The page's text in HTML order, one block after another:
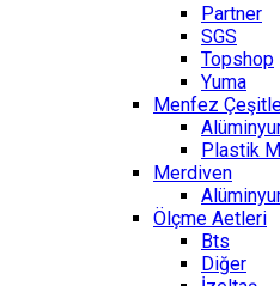
Partner
SGS
Topshop
Yuma
Menfez
Plastik
Merdiven
Ölçme Aetleri
Bts
Diğer